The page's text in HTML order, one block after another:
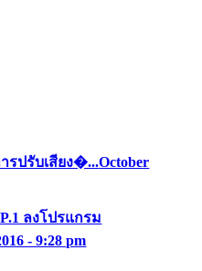
รปรับเสียง�...October
ลงโปรแกรม
- 9:28 pm